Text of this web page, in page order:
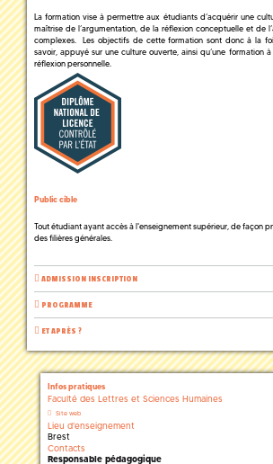
La formation vise à permettre aux étudiants d’acquérir une
maîtrise de l’argumentation, de la réflexion conceptuelle et de
complexes. Les objectifs de cette formation sont donc à la
savoir, appuyé sur une culture ouverte, ainsi qu’une formation
réflexion personnelle.
Public cible
Tout étudiant ayant accès à l'enseignement supérieur, de façon
des filières générales.
ADMISSION INSCRIPTION
PROGRAMME
ET APRÈS ?
Infos pratiques
Faculté des Lettres et Sciences Humaines
Site web
Lieu d'enseignement
Brest
Contacts
Responsable pédagogique